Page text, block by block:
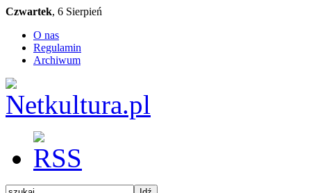
Czwartek, 6 Sierpień
O nas
Regulamin
Archiwum